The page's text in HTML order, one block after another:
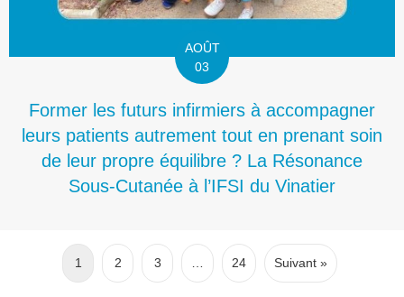
AOÛT
03
Former les futurs infirmiers à accompagner
leurs patients autrement tout en prenant soin
de leur propre équilibre ? La Résonance
Sous-Cutanée à l’IFSI du Vinatier
1 2 3 24 Suivant »